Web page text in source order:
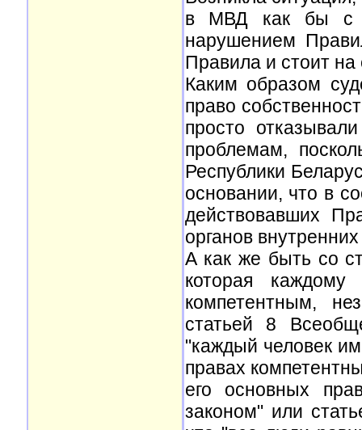
в МВД как бы с
нарушением
Правила и стоит на
Каким образом
право
просто
проблемам,
Республики
основании, что в
действовавших
органов
А как же быть со
которая
компетентным,
статьей 8
"каждый человек
правах
его основных
законом" или